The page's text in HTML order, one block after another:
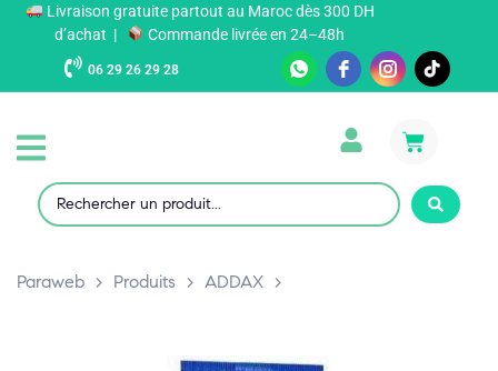
Livraison gratuite partout au Maroc dès 300 DH
d’achat |
Commande livrée en 24–48h
06 29 26 29 28
Paraweb > Produits > ADDAX >